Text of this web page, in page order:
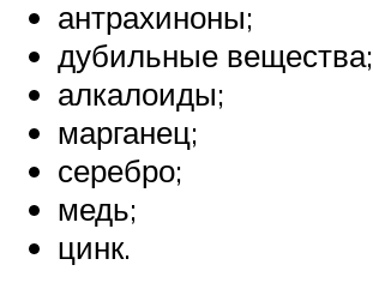
антрахиноны;
дубильные вещества;
алкалоиды;
марганец;
серебро;
медь;
цинк.